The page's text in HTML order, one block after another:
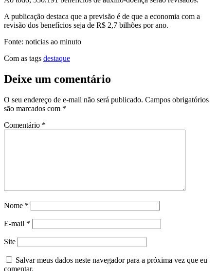
A publicação destaca que a previsão é de que a economia com a
revisão dos benefícios seja de R$ 2,7 bilhões por ano.
Fonte: noticias ao minuto
Com as tags destaque
Deixe um comentário
O seu endereço de e-mail não será publicado. Campos obrigatórios
são marcados com *
Comentário *
Nome *
E-mail *
Site
Salvar meus dados neste navegador para a próxima vez que eu
comentar.